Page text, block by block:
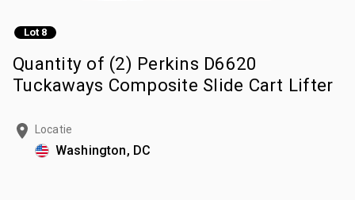
Lot 8
Quantity of (2) Perkins D6620
Tuckaways Composite Slide Cart Lifter
Locatie
Washington, DC